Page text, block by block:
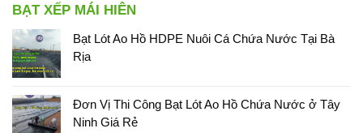
BẠT XẾP MÁI HIÊN
Bạt Lót Ao Hồ HDPE Nuôi Cá Chứa Nước Tại Bà
Rịa
Đơn Vị Thi Công Bạt Lót Ao Hồ Chứa Nước ở Tây
Ninh Giá Rẻ